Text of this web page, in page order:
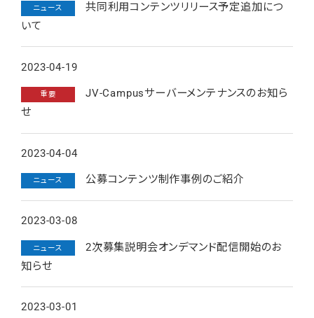
ニュース
共同利用コンテンツリリース予定追加につ
いて
2023-04-19
重要
JV-Campusサーバーメンテナンスのお知ら
せ
2023-04-04
ニュース 公募コンテンツ制作事例のご紹介
2023-03-08
ニュース
2次募集説明会オンデマンド配信開始のお
知らせ
2023-03-01